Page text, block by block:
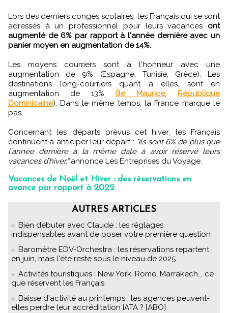
Lors des derniers congés scolaires, les Français qui se sont
adressés à un professionnel pour leurs vacances ont
augmenté de 6% par rapport à l'année dernière avec un
panier moyen en augmentation de 14%.
Les moyens courriers sont à l'honneur avec une
augmentation de 9% (Espagne, Tunisie, Grèce). Les
destinations long-courriers quant à elles, sont en
augmentation de 13% (Île Maurice,
République
Dominicaine). Dans le même temps, la France marque le
pas.
Concernant les départs prévus cet hiver, les Français
continuent à anticiper leur départ : "ils sont 6% de plus que
l'année dernière à la même date à avoir réservé leurs
vacances d’hiver."annonce Les Entreprises du Voyage.
Vacances de Noël et Hiver : des réservations en
avance par rapport à 2022
AUTRES ARTICLES
Bien débuter avec Claude : les réglages
indispensables avant de poser votre première question
Baromètre EDV-Orchestra : les réservations repartent
en juin, mais l'été reste sous le niveau de 2025
Activités touristiques : New York, Rome, Marrakech... ce
que réservent les Français
Baisse d'activité au printemps : les agences peuvent-
elles perdre leur accréditation IATA ? [ABO]